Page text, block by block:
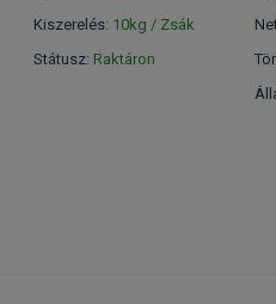
Kiszerelés: 10kg / Zsák
Státusz: Raktáron